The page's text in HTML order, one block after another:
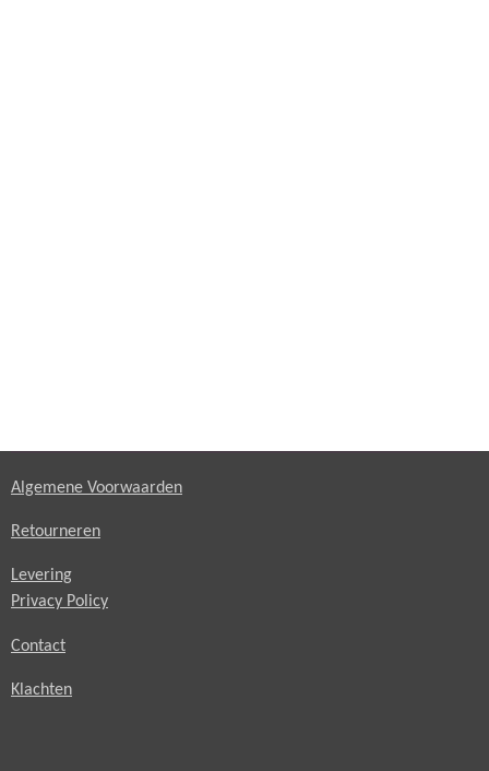
Algemene Voorwaarden
Retourneren
Levering
Privacy Policy
Contact
Klachten